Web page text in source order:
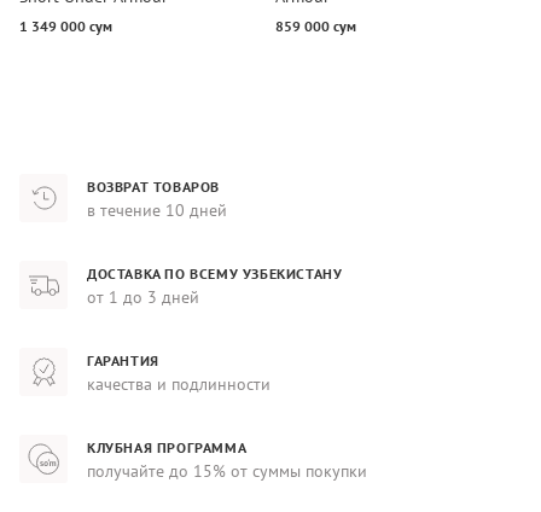
1 349 000 сум 859 000 сум
ВОЗВРАТ ТОВАРОВ
в течение 10 дней
ДОСТАВКА ПО ВСЕМУ УЗБЕКИСТАНУ
от 1 до 3 дней
ГАРАНТИЯ
качества и подлинности
КЛУБНАЯ ПРОГРАММА
получайте до 15% от суммы покупки